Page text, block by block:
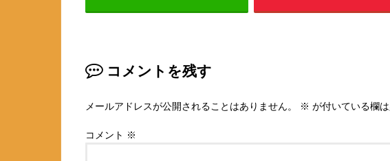
コメントを残す
メールアドレスが公開されることはありません。 ※ が付いている欄
コメント ※